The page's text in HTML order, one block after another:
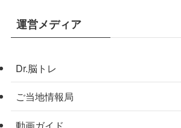
運営メディア
Dr.脳トレ
ご当地情報局
動画ガイド